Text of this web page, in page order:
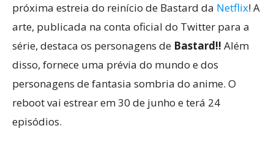
próxima estreia do reinício de Bastard da Netflix! A
arte, publicada na conta oficial do Twitter para a
série, destaca os personagens de Bastard!! Além
disso, fornece uma prévia do mundo e dos
personagens de fantasia sombria do anime. O
reboot vai estrear em 30 de junho e terá 24
episódios.